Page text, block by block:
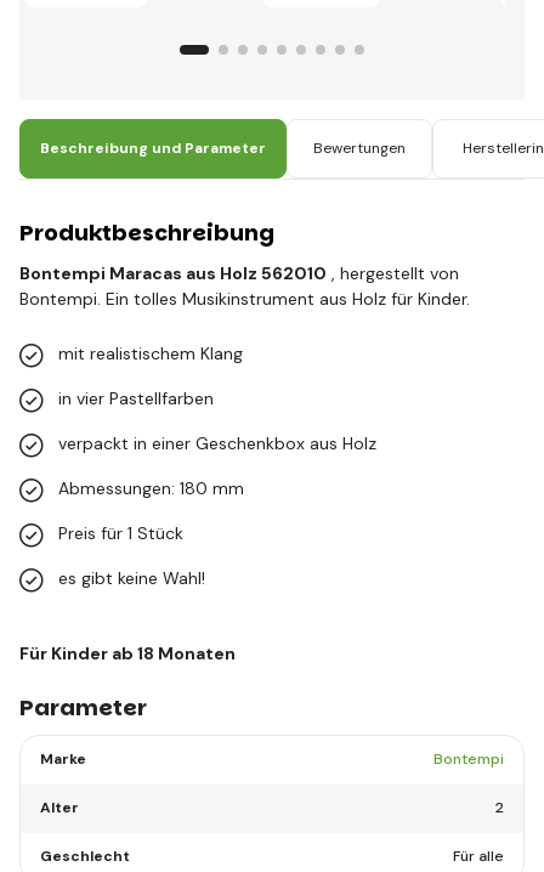
Beschreibung und Parameter Bewertungen
Produktbeschreibung
Bontempi Maracas aus Holz 562010 , hergestellt von
Bontempi. Ein tolles Musikinstrument aus Holz für Kinder.
mit realistischem Klang
in vier Pastellfarben
verpackt in einer Geschenkbox aus Holz
Abmessungen: 180 mm
Preis für 1 Stück
es gibt keine Wahl!
Für Kinder ab 18 Monaten
Parameter
Marke Bontempi
Alter 2
Geschlecht Für alle